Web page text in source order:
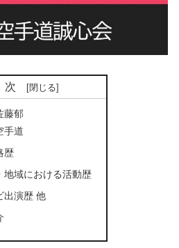
次
郁
手道
歴
地域における活動歴
出演歴 他